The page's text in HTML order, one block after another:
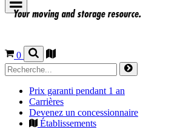
0
Prix garanti pendant 1 an
Carrières
Devenez un concessionnaire
Établissements